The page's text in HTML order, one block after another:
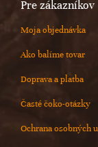
Pre zákazníkov
Moja objednávka
Ako balíme tovar
Doprava a platba
Časté čoko-otázky
Ochrana osobných